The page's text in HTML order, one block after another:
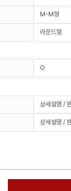
M-M형
라운드형
O
상세설명 /
상세설명 /